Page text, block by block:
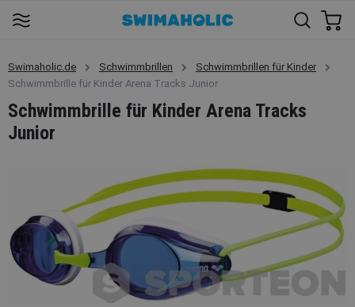
Swimaholic.de Schwimmbrillen
Schwimmbrillen für Kinder
Schwimmbrille für Kinder Arena Tracks Junior
Schwimmbrille für Kinder Arena Tracks
Junior